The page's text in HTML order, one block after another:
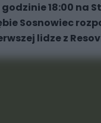
godzinie 18:00 na
Sosnowiec
lidze z